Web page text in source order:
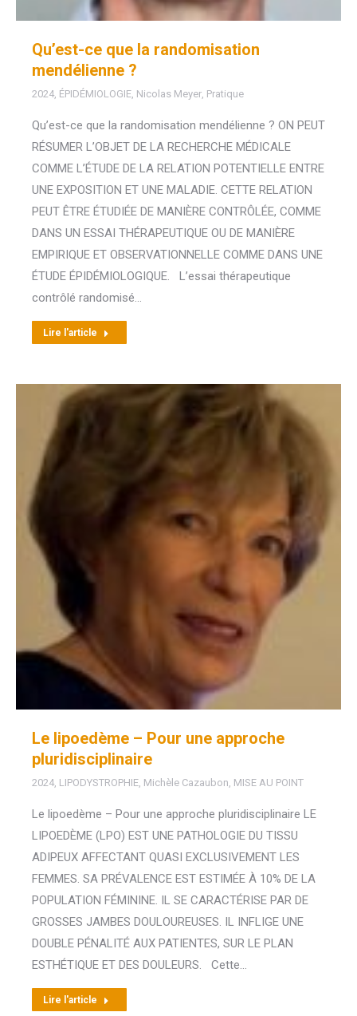
Qu’est-ce que la randomisation
mendélienne ?
2024 ÉPIDÉMIOLOGIE Nicolas Meyer Pratique
Qu’est-ce que la randomisation mendélienne ? ON PEUT
RÉSUMER L’OBJET DE LA RECHERCHE MÉDICALE
COMME L’ÉTUDE DE LA RELATION POTENTIELLE ENTRE
UNE EXPOSITION ET UNE MALADIE. CETTE RELATION
PEUT ÊTRE ÉTUDIÉE DE MANIÈRE CONTRÔLÉE, COMME
DANS UN ESSAI THÉRAPEUTIQUE OU DE MANIÈRE
EMPIRIQUE ET OBSERVATIONNELLE COMME DANS UNE
ÉTUDE ÉPIDÉMIOLOGIQUE. L’essai thérapeutique
contrôlé randomisé…
Lire l'article
Le lipoedème – Pour une approche
pluridisciplinaire
2024 LIPODYSTROPHIE Michèle Cazaubon MISE AU POINT
Le lipoedème – Pour une approche pluridisciplinaire LE
LIPOEDÈME (LPO) EST UNE PATHOLOGIE DU TISSU
ADIPEUX AFFECTANT QUASI EXCLUSIVEMENT LES
FEMMES. SA PRÉVALENCE EST ESTIMÉE À 10% DE LA
POPULATION FÉMININE. IL SE CARACTÉRISE PAR DE
GROSSES JAMBES DOULOUREUSES. IL INFLIGE UNE
DOUBLE PÉNALITÉ AUX PATIENTES, SUR LE PLAN
ESTHÉTIQUE ET DES DOULEURS. Cette…
Lire l'article